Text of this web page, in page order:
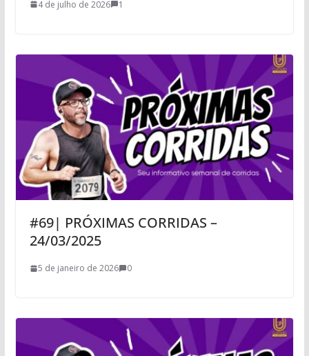
4 de julho de 2026 1
#69| PRÓXIMAS CORRIDAS –
24/03/2025
5 de janeiro de 2026 0